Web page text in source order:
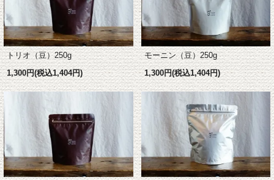
トリオ（豆）250g
1,300円(税込1,404円)
モーニン（豆）250g
1,300円(税込1,404円)